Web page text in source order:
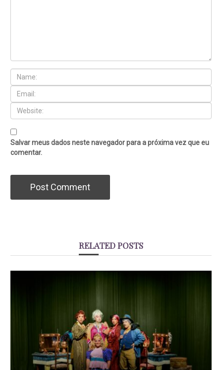
Salvar meus dados neste navegador para a próxima vez que eu
comentar.
RELATED POSTS